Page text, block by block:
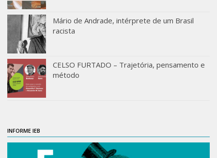
Regulamentos
PAE
Matrícula
Auxílio Financeiro
Exame de Qualificação
Depósito da Dissertação
Orientadores
Credenciamento / Recredenciamento de Orientador
Mário de Andrade, intérprete de um Brasil
racista
CELSO FURTADO – Trajetória, pensamento e
método
INFORME IEB